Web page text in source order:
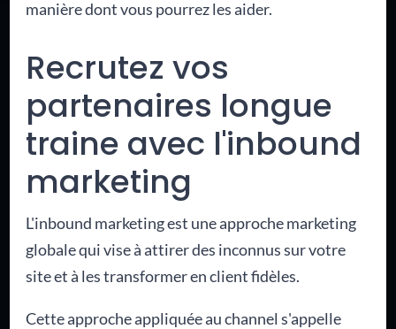
manière dont vous pourrez les aider.
Recrutez vos
partenaires longue
traine avec l'inbound
marketing
L'inbound marketing est une approche marketing
globale qui vise à attirer des inconnus sur votre
site et à les transformer en client fidèles.
Cette approche appliquée au channel s'appelle